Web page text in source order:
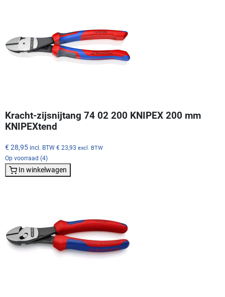
Kracht-zijsnijtang 74 02 200 KNIPEX 200 mm
KNIPEXtend
€ 28,95 incl. BTW € 23,93 excl. BTW
Op voorraad (4)
In winkelwagen